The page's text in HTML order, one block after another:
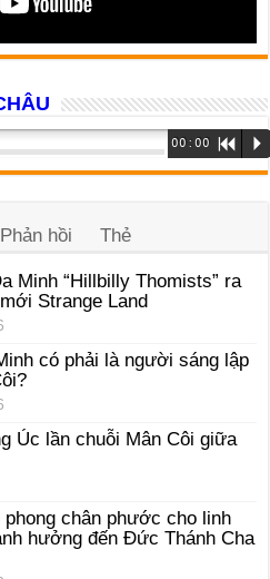
00:00 R P
Phản hồi Thẻ
Minh “Hillbilly Thomists” ra
Strange Land
có phải là người sáng lập
Úc lần chuỗi Mân Côi giữa
phong chân phước cho linh
hưởng đến Đức Thánh Cha